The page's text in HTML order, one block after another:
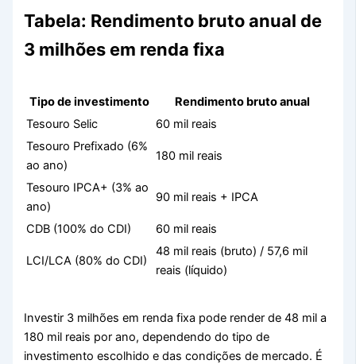
Tabela: Rendimento bruto anual de
3 milhões em renda fixa
Tipo de investimento
Rendimento bruto anual
Tesouro Selic
60 mil reais
Tesouro Prefixado (6%
ao ano)
180 mil reais
Tesouro IPCA+ (3% ao
ano)
90 mil reais + IPCA
CDB (100% do CDI) 60 mil reais
LCI/LCA (80% do CDI)
48 mil reais (bruto) / 57,6 mil
reais (líquido)
Investir 3 milhões em renda fixa pode render de 48 mil a
180 mil reais por ano, dependendo do tipo de
investimento escolhido e das condições de mercado. É